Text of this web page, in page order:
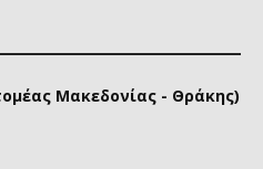
Μακεδονίας - Θράκης)